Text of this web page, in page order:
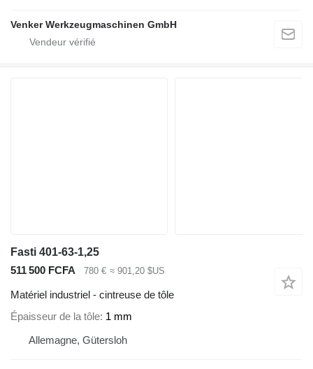
Venker Werkzeugmaschinen GmbH
Fasti 401-63-1,25
511 500 FCFA
780 € ≈ 901,20 $US
Matériel industriel - cintreuse de tôle
Épaisseur de la tôle 1 mm
Allemagne, Gütersloh